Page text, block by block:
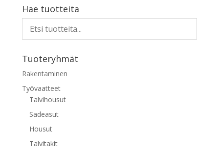
on
useampi
muunnelma.
Voit
valinnat
tuotteen
sivulla.
Hae tuotteita
Tuoteryhmät
Rakentaminen
Työvaatteet
Talvihousut
Sadeasut
Housut
Talvitakit